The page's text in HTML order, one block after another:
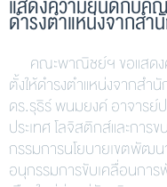
ดำรงตำแหน่งจากสำ
คณะพาณิชย์ฯ ขอแสดง
ตั้งให้ดำรงตำแหน่งจากส
ดร.รุธิร์ พนมยงค์ อาจารย์
ประเทศ โลจิสติกส์และการ
กรรมการนโยบายเขตพัฒ
อนุกรรมการขับเคลื่อนกา